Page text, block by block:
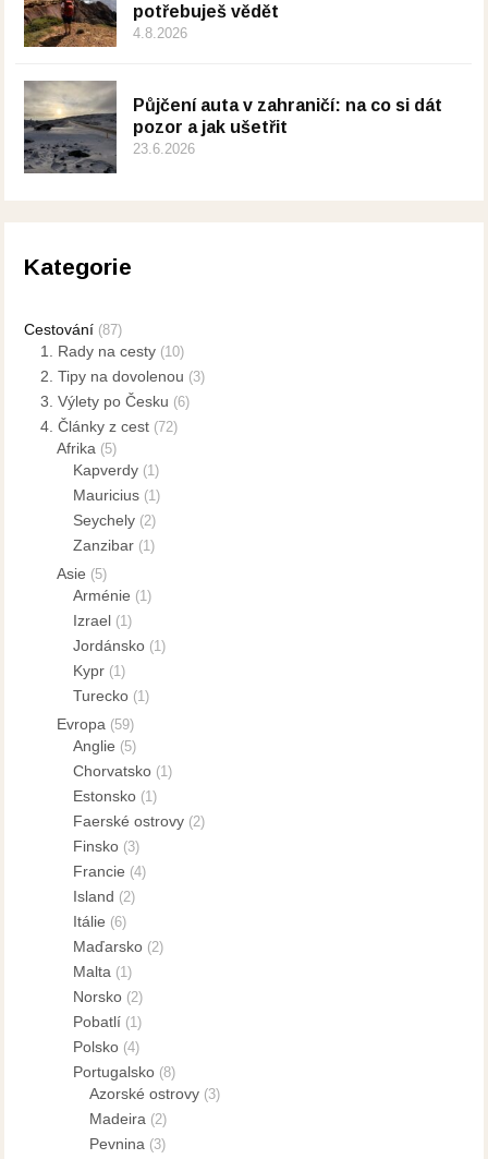
potřebuješ vědět
4.8.2026
Půjčení auta v zahraničí: na co si dát
pozor a jak ušetřit
23.6.2026
Kategorie
Cestování (87)
1. Rady na cesty (10)
2. Tipy na dovolenou (3)
3. Výlety po Česku (6)
4. Články z cest (72)
Afrika (5)
Kapverdy (1)
Mauricius (1)
Seychely (2)
Zanzibar (1)
Asie (5)
Arménie (1)
Izrael (1)
Jordánsko (1)
Kypr (1)
Turecko (1)
Evropa (59)
Anglie (5)
Chorvatsko (1)
Estonsko (1)
Faerské ostrovy (2)
Finsko (3)
Francie (4)
Island (2)
Itálie (6)
Maďarsko (2)
Malta (1)
Norsko (2)
Pobatlí (1)
Polsko (4)
Portugalsko (8)
Azorské ostrovy (3)
Madeira (2)
Pevnina (3)